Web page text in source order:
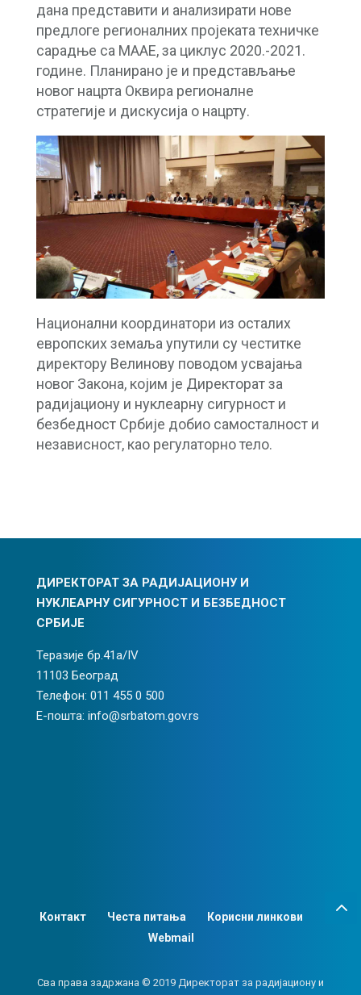
дана представити и анализирати нове
предлоге регионалних пројеката техничке
сарадње са МААЕ, за циклус 2020.-2021.
године. Планирано је и представљање
новог нацрта Оквира регионалне
стратегије и дискусија о нацрту.
Национални координатори из осталих
европских земаља упутили су честитке
директору Велинову поводом усвајања
новог Закона, којим је Директорат за
радијациону и нуклеарну сигурност и
безбедност Србије добио самосталност и
независност, као регулаторно тело.
ДИРЕКТОРАТ ЗА РАДИЈАЦИОНУ И
НУКЛЕАРНУ СИГУРНОСТ И БЕЗБЕДНОСТ
СРБИЈЕ
Теразије бр.41а/IV
11103 Београд
Телефон: 011 455 0 500
Е-пошта: info@srbatom.gov.rs
Контакт Честа питања
Корисни линкови
Webmail
Сва права задржана © 2019 Директорат за радијациону и